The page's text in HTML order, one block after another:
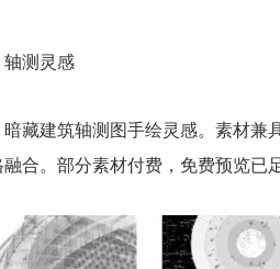
测灵感
藏建筑轴测图手绘灵感。素材
合。部分素材付费，免费预览已